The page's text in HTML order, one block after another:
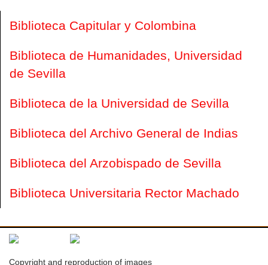
Biblioteca Capitular y Colombina
Biblioteca de Humanidades, Universidad
de Sevilla
Biblioteca de la Universidad de Sevilla
Biblioteca del Archivo General de Indias
Biblioteca del Arzobispado de Sevilla
Biblioteca Universitaria Rector Machado
Copyright and reproduction of images